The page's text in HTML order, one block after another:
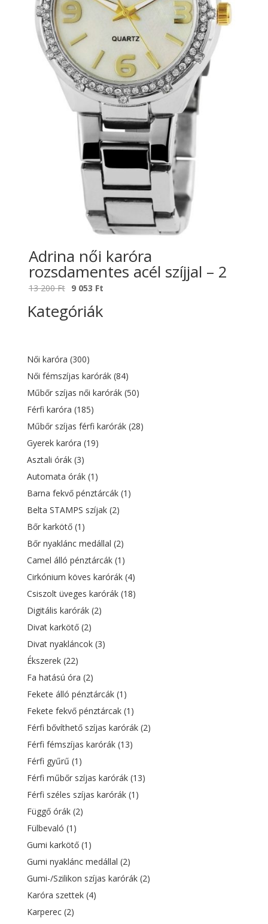
Adrina női karóra
rozsdamentes acél szíjjal – 2
13 200Ft Original
was:
9 053 Ft
Kategóriák
Női karóra (300)
Női fémszíjas karórák (84)
Műbőr szíjas női karórák (50)
Férfi karóra (185)
Műbőr szíjas férfi karórák (28)
Gyerek karóra (19)
Asztali órák (3)
Automata órák (1)
Barna fekvő pénztárcák (1)
Belta STAMPS szíjak (2)
Bőr karkötő (1)
Bőr nyaklánc medállal (2)
Camel álló pénztárcák (1)
Cirkónium köves karórák (4)
Csiszolt üveges karórák (18)
Digitális karórák (2)
Divat karkötő (2)
Divat nyakláncok (3)
Ékszerek (22)
Fa hatású óra (2)
Fekete álló pénztárcák (1)
Fekete fekvő pénztárcak (1)
Férfi bővíthető szíjas karórák (2)
Férfi fémszíjas karórák (13)
Férfi gyűrű (1)
Férfi műbőr szíjas karórák (13)
Férfi széles szíjas karórák (1)
Függő órák (2)
Fülbevaló (1)
Gumi karkötő (1)
Gumi nyaklánc medállal (2)
Gumi-/Szilikon szíjas karórák (2)
Karóra szettek (4)
Karperec (2)